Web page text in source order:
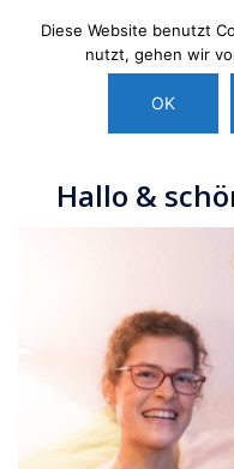
Hallo &
Diese Website benutzt
nutzt, gehen wir
OK